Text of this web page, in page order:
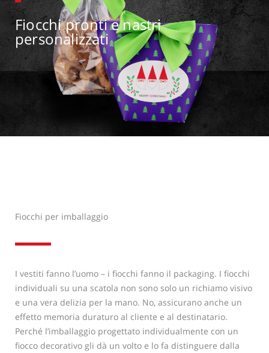
Fiocchi pronti e nastri
personalizzati
Fiocchi per imballaggio
I vestiti fanno l’uomo – i fiocchi fanno il packaging. I fiocchi
individuali su una scatola non sono solo un richiamo visivo
e una vera delizia per la mano. No, assicurano anche un
effetto memoria duraturo al cliente e al destinatario.
Perché l’imballaggio progettato individualmente con un
fiocco decorativo gli dà un volto e lo fa distinguere dalla